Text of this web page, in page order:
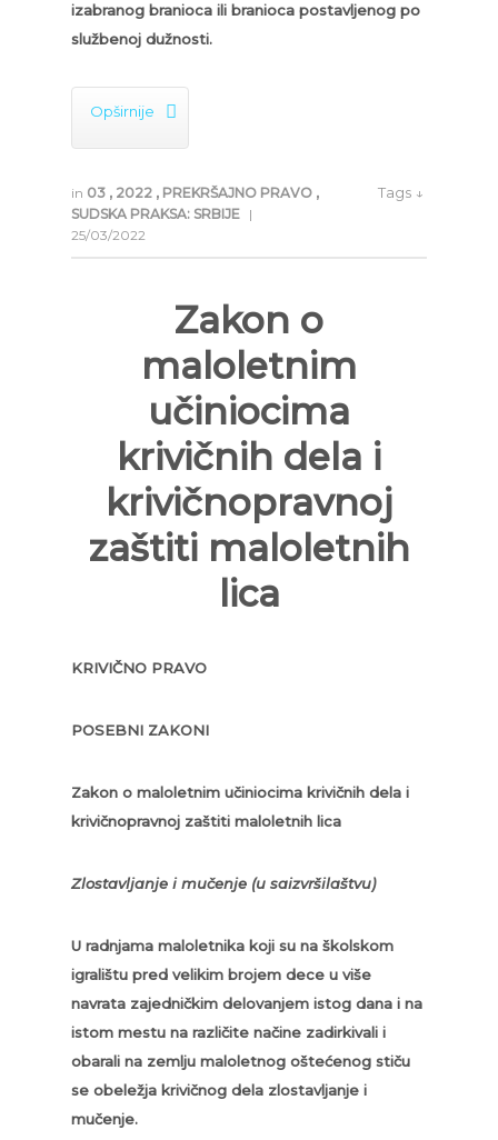
izabranog branioca ili branioca postavljenog po
službenoj dužnosti.
Opširnije 
in 03 , 2022 , PREKRŠAJNO PRAVO ,
SUDSKA PRAKSA: SRBIJE |
25/03/2022
Tags ↓
Zakon o
maloletnim
učiniocima
krivičnih dela i
krivičnopravnoj
zaštiti maloletnih
lica
KRIVIČNO PRAVO
POSEBNI ZAKONI
Zakon o maloletnim učiniocima krivičnih dela i
krivičnopravnoj zaštiti maloletnih lica
Zlostavljanje i mučenje (u saizvršilaštvu)
U radnjama maloletnika koji su na školskom
igralištu pred velikim brojem dece u više
navrata zajedničkim delovanjem istog dana i na
istom mestu na različite načine zadirkivali i
obarali na zemlju maloletnog oštećenog stiču
se obeležja krivičnog dela zlostavljanje i
mučenje.